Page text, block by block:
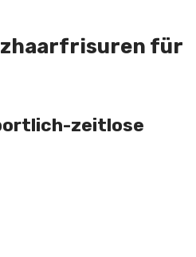
für
zeitlose